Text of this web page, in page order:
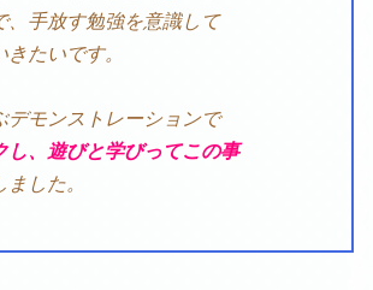
、手放す勉強を意識して
たいです。
デモンストレーションで
し、遊びと学びってこの事
ました。